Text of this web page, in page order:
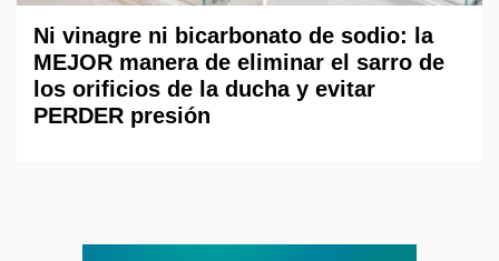
Ni vinagre ni bicarbonato de sodio: la
MEJOR manera de eliminar el sarro de
los orificios de la ducha y evitar
PERDER presión